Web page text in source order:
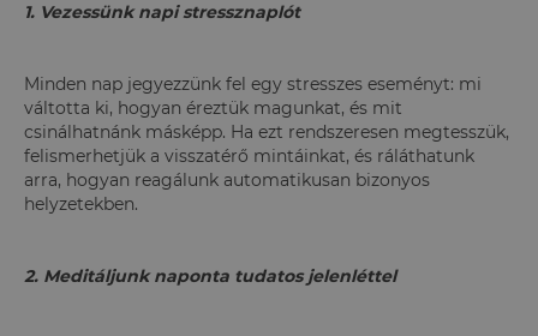
1. Vezessünk napi stressznaplót
Minden nap jegyezzünk fel egy stresszes eseményt: mi
váltotta ki, hogyan éreztük magunkat, és mit
csinálhatnánk másképp. Ha ezt rendszeresen megtesszük,
felismerhetjük a visszatérő mintáinkat, és ráláthatunk
arra, hogyan reagálunk automatikusan bizonyos
helyzetekben.
2. Meditáljunk naponta tudatos jelenléttel